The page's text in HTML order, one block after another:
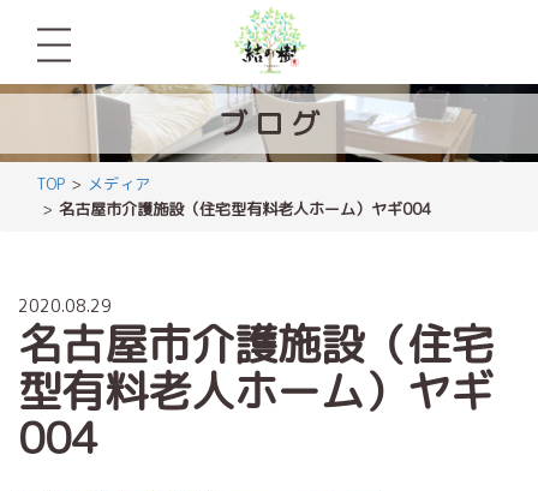
ブロ グ
TOP
メディア
名古屋市介護施設（住宅型有料老人ホーム）ヤギ004
2020.08.29
名古屋市介護施設（住宅
型有料老人ホーム）ヤギ
004